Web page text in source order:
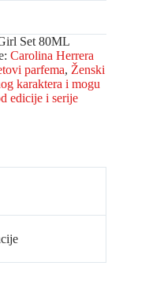
Set 80ML
Carolina Herrera
parfema, Ženski
karaktera i mogu
edicije i serije